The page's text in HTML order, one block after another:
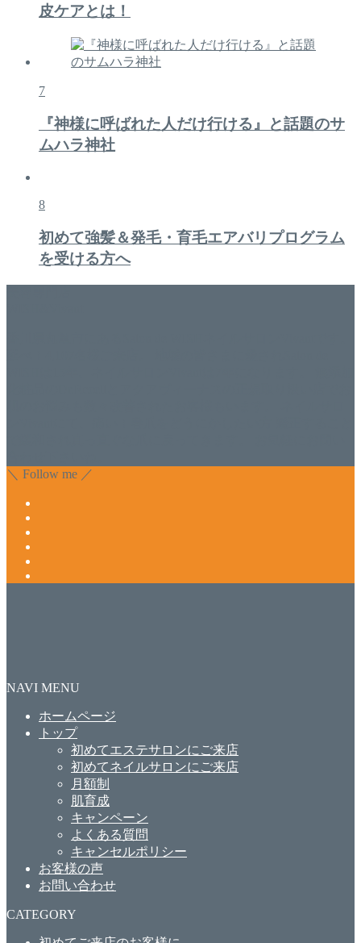
皮ケアとは！
7
『神様に呼ばれた人だけ行ける』と話題のサ
ムハラ神社
8
初めて強髪＆発毛・育毛エアバリプログラム
を受ける方へ
＼ Follow me ／
NAVI MENU
ホームページ
トップ
初めてエステサロンにご来店
初めてネイルサロンにご来店
月額制
肌育成
キャンペーン
よくある質問
キャンセルポリシー
お客様の声
お問い合わせ
CATEGORY